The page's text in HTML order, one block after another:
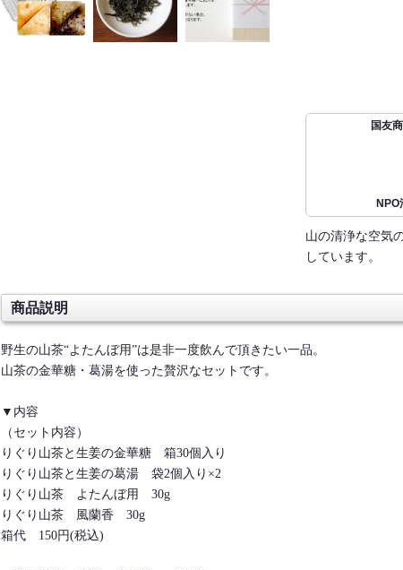
国友
NPO
山の清浄な空気
しています。
商品説明
野生の山茶“よたんぼ用”は是非一度飲んで頂きたい一品。
山茶の金華糖・葛湯を使った贅沢なセットです。
▼内容
（セット内容）
りぐり山茶と生姜の金華糖 箱30個入り
りぐり山茶と生姜の葛湯 袋2個入り×2
りぐり山茶 よたんぼ用 30g
りぐり山茶 風蘭香 30g
箱代 150円(税込)